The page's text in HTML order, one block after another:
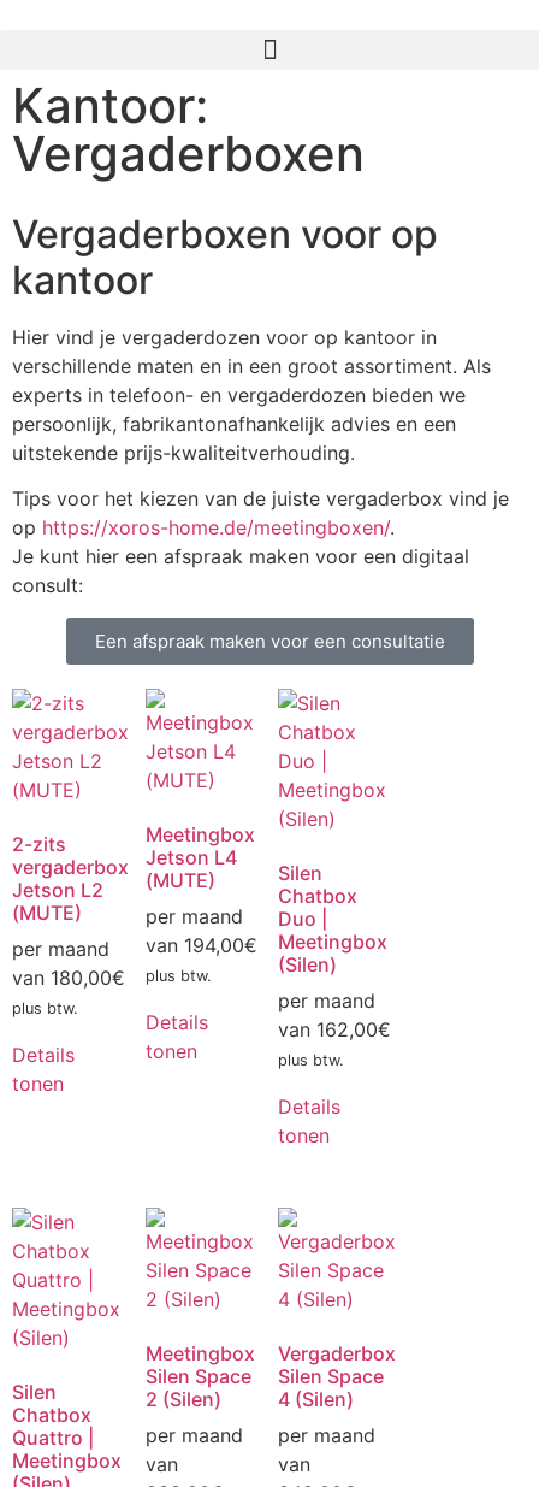
Kantoor:
Vergaderboxen
Vergaderboxen voor op
kantoor
Hier vind je vergaderdozen voor op kantoor in
verschillende maten en in een groot assortiment. Als
experts in telefoon- en vergaderdozen bieden we
persoonlijk, fabrikantonafhankelijk advies en een
uitstekende prijs-kwaliteitverhouding.
Tips voor het kiezen van de juiste vergaderbox vind je
op https://xoros-home.de/meetingboxen/.
Je kunt hier een afspraak maken voor een digitaal
consult:
Een afspraak maken voor een consultatie
2-zits
vergaderbox
Jetson L2
(MUTE)
per maand
van 180,00€
plus btw.
Details
tonen
Meetingbox
Jetson L4
(MUTE)
per maand
van 194,00€
plus btw.
Details
tonen
Silen
Chatbox
Duo |
Meetingbox
(Silen)
per maand
van 162,00€
plus btw.
Details
tonen
Silen
Chatbox
Quattro |
Meetingbox
Meetingbox
Silen Space
2 (Silen)
per maand
van
Vergaderbox
Silen Space
4 (Silen)
per maand
van